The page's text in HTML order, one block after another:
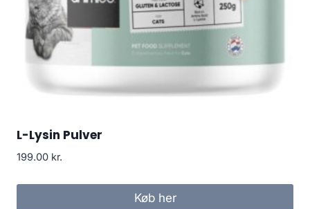
L-Lysin Pulver
199.00 kr.
Køb her